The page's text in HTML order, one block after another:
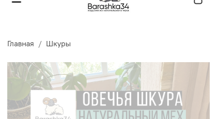
Главная Шкуры